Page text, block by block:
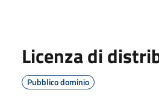
Licenza di
Pubblico dominio